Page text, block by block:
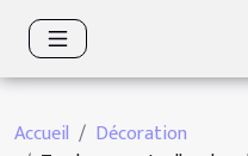
Accueil
Décoration